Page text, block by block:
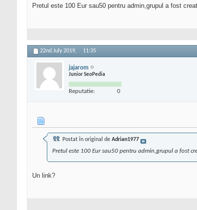
Pretul este 100 Eur sau50 pentru admin,grupul a fost
22nd July 2019, 11:35
jajarom
Junior SeoPedia
Reputatie: 0
Postat în original de Adrian1977
Pretul este 100 Eur sau50 pentru admin,grupul a fost
Un link?